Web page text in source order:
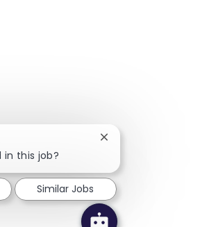
in this job?
Close chatbot
Similar Jobs